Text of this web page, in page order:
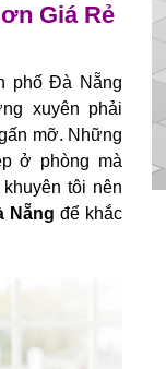
Giá Rẻ
phố Đà Nẵng
xuyên phải
mỡ. Những
ở phòng mà
tôi nên
Nẵng để khắc